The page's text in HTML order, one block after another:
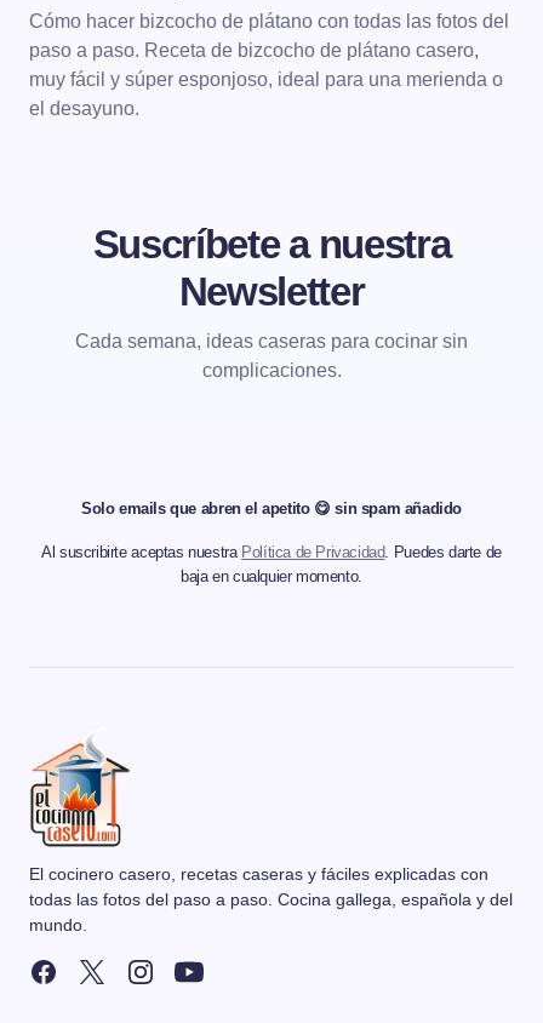
Cómo hacer bizcocho de plátano con todas las fotos del
paso a paso. Receta de bizcocho de plátano casero,
muy fácil y súper esponjoso, ideal para una merienda o
el desayuno.
Suscríbete a nuestra
Newsletter
Cada semana, ideas caseras para cocinar sin
complicaciones.
Solo emails que abren el apetito 😋 sin spam añadido
Al suscribirte aceptas nuestra Política de Privacidad. Puedes darte de
baja en cualquier momento.
El cocinero casero, recetas caseras y fáciles explicadas con
todas las fotos del paso a paso. Cocina gallega, española y del
mundo.